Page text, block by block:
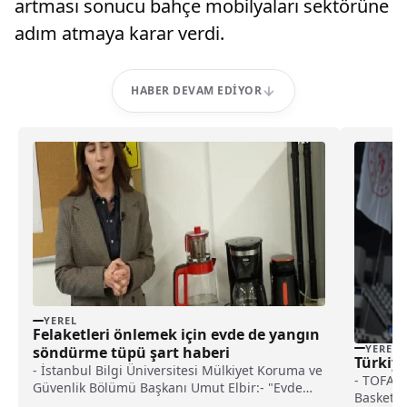
artması sonucu bahçe mobilyaları sektörüne
adım atmaya karar verdi.
HABER DEVAM EDIYOR
YEREL
Felaketleri önlemek için evde de yangın
söndürme tüpü şart haberi
- İstanbul Bilgi Üniversitesi Mülkiyet Koruma ve
Güvenlik Bölümü Başkanı Umut Elbir:- "Evde
YEREL
-
Basket: